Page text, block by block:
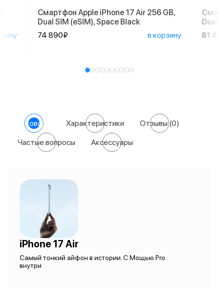
Смартфон Apple iPhone 17 Air 256 GB,
Dual SIM (eSIM), Space Black
74 890₽
в корзину
81
О товаре Характеристики Отзывы(0)
Частые вопросы Аксессуары
iPhone 17 Air
Самый тонкий айфон в истории. С Мощью Pro
внутри